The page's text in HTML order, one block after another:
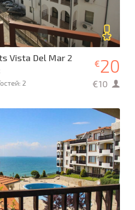
Vista Del Mar 2
2
€20
€10